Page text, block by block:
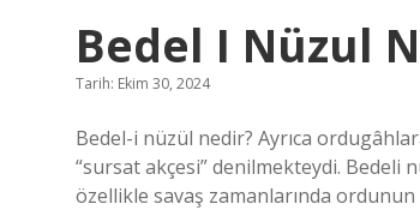
Bedel I Nüzul
Tarih: Ekim 30, 2024
Bedel-i nüzül nedir? Ayrıca
“sursat akçesi” denilmekteydi. Bedeli
özellikle savaş zamanlarında